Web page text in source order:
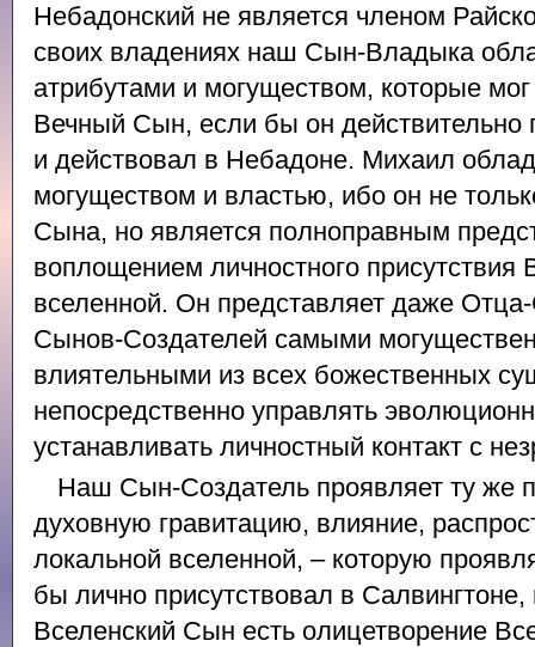
Небадонский не является членом
своих владениях наш Сын-Владыка
атрибутами и могуществом, которые
Вечный Сын, если бы он действительно
и действовал в Небадоне. Михаил
могуществом и властью, ибо он не
Сына, но является полноправным
воплощением личностного
вселенной. Он представляет даже
Сынов-Создателей самыми
влиятельными из всех божественных
непосредственно управлять
устанавливать личностный контакт с
Наш Сын-Создатель проявляет ту же
духовную гравитацию, влияние,
локальной вселенной, – которую
бы лично присутствовал в Салвингтоне,
Вселенский Сын есть олицетворение